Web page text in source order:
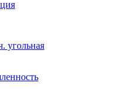
угольная